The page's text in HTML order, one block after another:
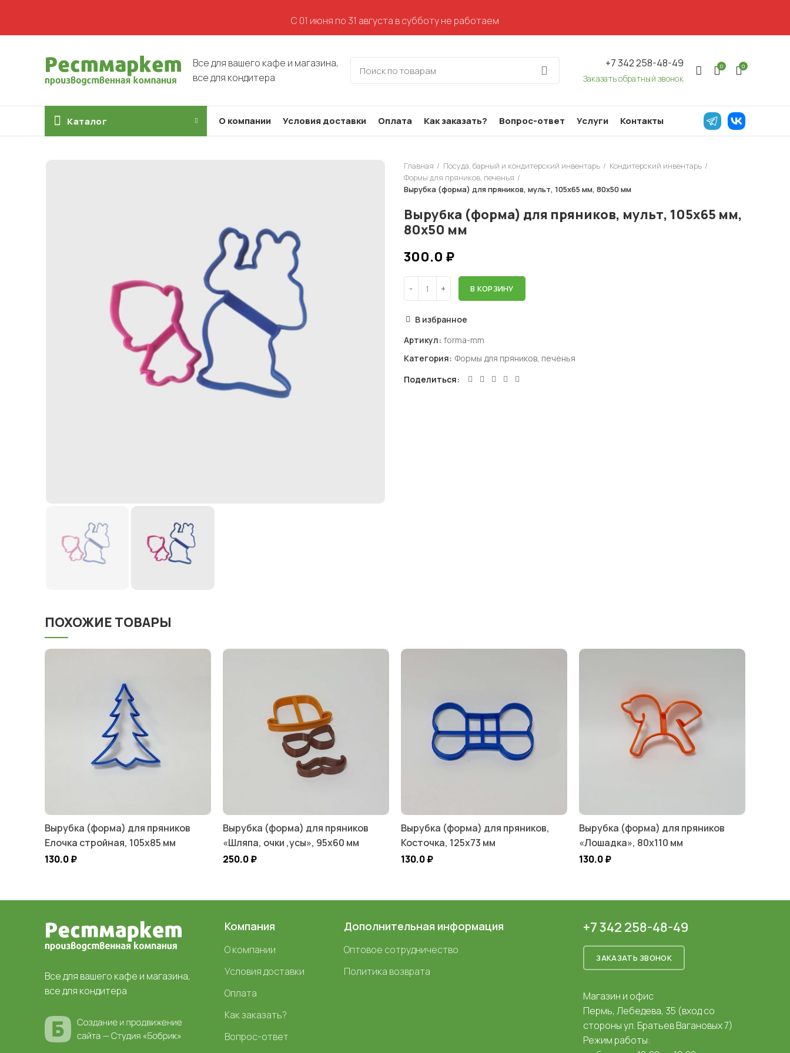
Все для вашего кафе и магазина,
все для кондитера
+7 342 258-48-49
Заказать обратный звонок
0 0
Каталог О компании Условия доставки Оплата Как заказать? Вопрос-ответ Услуги Контакты
Главная Посуда, барный и кондитерский инвентарь
Кондитерский инвентарь
Формы для пряников, печенья
Вырубка (форма) для пряников, мульт, 105х65 мм, 80х50 мм
Вырубка (форма) для пряников, мульт, 105х65 мм,
80х50 мм
300.0 ₽
В КОРЗИНУ
В избранное
Артикул: forma-mm
Категория: Формы для пряников, печенья
Поделиться
ПОХОЖИЕ ТОВАРЫ
Вырубка (форма) для пряников
Елочка стройная, 105х85 мм
130.0₽
Вырубка (форма) для пряников
«Шляпа, очки ,усы», 95х60 мм
250.0₽
Вырубка (форма) для пряников,
Косточка, 125х73 мм
130.0₽
Вырубка (форма) для пряников
«Лошадка», 80х110 мм
130.0₽
Все для вашего кафе и магазина,
все для кондитера
Компания
О компании
Условия доставки
Оплата
Как заказать?
Вопрос-ответ
Дополнительная информация
Оптовое сотрудничество
Политика возврата
+7 342 258-48-49
ЗАКАЗАТЬ ЗВОНОК
Магазин и офис
Пермь, Лебедева, 35 (вход со
стороны ул. Братьев Вагановых 7)
Режим работы:
С 01 июня по 31 августа в субботу не работаем